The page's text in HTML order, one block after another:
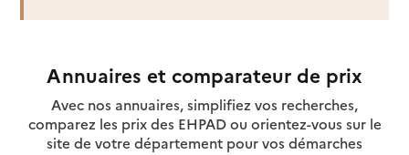
Annuaires et comparateur de prix
Avec nos annuaires, simplifiez vos recherches,
comparez les prix des EHPAD ou orientez-vous sur le
site de votre département pour vos démarches